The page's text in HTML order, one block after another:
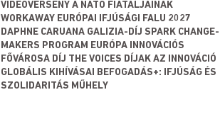
VIDEOVERSENY A NATO FIATALJAINAK
WORKAWAY EURÓPAI IFJÚSÁGI FALU 2027
DAPHNE CARUANA GALIZIA-DÍJ SPARK CHANGE-
MAKERS PROGRAM EURÓPA INNOVÁCIÓS
FŐVÁROSA DÍJ THE VOICES DÍJAK AZ INNOVÁCIÓ
GLOBÁLIS KIHÍVÁSAI BEFOGADÁS+: IFJÚSÁG ÉS
SZOLIDARITÁS MŰHELY